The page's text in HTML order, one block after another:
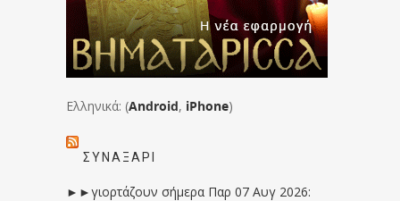
Ελληνικά: (Android, iPhone)
ΣΥΝΑΞΆΡΙ
►►γιορτάζουν σήμερα Παρ 07 Αυγ 2026: